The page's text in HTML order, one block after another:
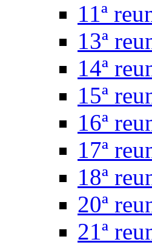
11ª
13ª
14ª
15ª
16ª
17ª
18ª
20ª
21ª